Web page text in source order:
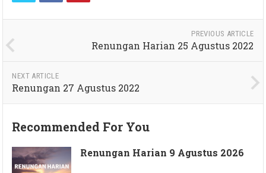
PREVIOUS ARTICLE
Renungan Harian 25 Agustus 2022
NEXT ARTICLE
Renungan 27 Agustus 2022
Recommended For You
Renungan Harian 9 Agustus 2026